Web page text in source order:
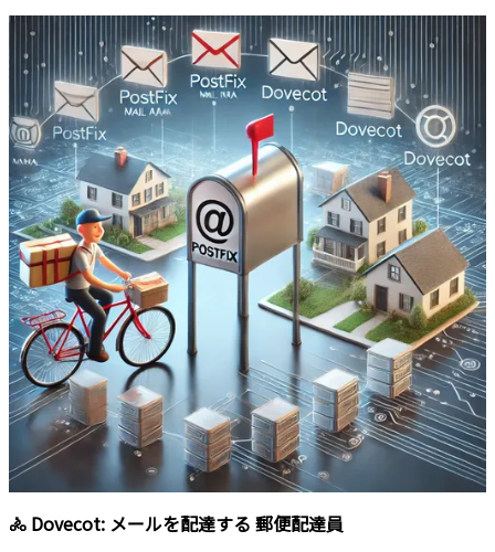
🚴 Dovecot: メールを配達する 郵便配達員